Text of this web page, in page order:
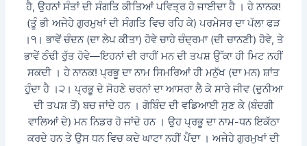
ਹੈ, ਉਹਨਾਂ ਸੰਤਾਂ ਦੀ ਸੰਗਤਿ ਕੀਤਿਆਂ ਪਵਿਤ੍ਰ ਹੋ ਜਾਈਦਾ ਹੈ । ਹੇ ਨਾਨਕ!
(ਤੂੰ ਭੀ ਅਜੇਹੇ ਗੁਰਮੁਖਾਂ ਦੀ ਸੰਗਤਿ ਵਿਚ ਰਹਿ ਕੇ) ਪਰਮੇਸਰ ਦਾ ਪੱਲਾ ਫੜ
।੧। ਭਾਵੇਂ ਚੰਦਨ (ਦਾ ਲੇਪ ਕੀਤਾ) ਹੋਵੇ ਚਾਹੇ ਚੰਦ੍ਰਮਾ (ਦੀ ਚਾਨਣੀ) ਹੋਵੇ, ਤੇ
ਭਾਵੇਂ ਠੰਢੀ ਰੁੱਤ ਹੋਵੇ—ਇਹਨਾਂ ਦੀ ਰਾਹੀਂ ਮਨ ਦੀ ਤਪਸ਼ ਉੱਕਾ ਹੀ ਮਿਟ ਨਹੀਂ
ਸਕਦੀ । ਹੇ ਨਾਨਕ! ਪ੍ਰਭੂ ਦਾ ਨਾਮ ਸਿਮਰਿਆਂ ਹੀ ਮਨੁੱਖ (ਦਾ ਮਨ) ਸ਼ਾਂਤ
ਹੁੰਦਾ ਹੈ ।੨। ਪ੍ਰਭੂ ਦੇ ਸੋਹਣੇ ਚਰਨਾਂ ਦਾ ਆਸਰਾ ਲੈ ਕੇ ਸਾਰੇ ਜੀਵ (ਦੁਨੀਆ
ਦੀ ਤਪਸ਼ ਤੋਂ) ਬਚ ਜਾਂਦੇ ਹਨ । ਗੋਬਿੰਦ ਦੀ ਵਡਿਆਈ ਸੁਣ ਕੇ (ਬੰਦਗੀ
ਵਾਲਿਆਂ ਦੇ) ਮਨ ਨਿਡਰ ਹੋ ਜਾਂਦੇ ਹਨ । ਉਹ ਪ੍ਰਭੂ ਦਾ ਨਾਮ-ਧਨ ਇਕੱਠਾ
ਕਰਦੇ ਹਨ ਤੇ ਉਸ ਧਨ ਵਿਚ ਕਦੇ ਘਾਟਾ ਨਹੀਂ ਪੈਂਦਾ । ਅਜੇਹੇ ਗੁਰਮੁਖਾਂ ਦੀ